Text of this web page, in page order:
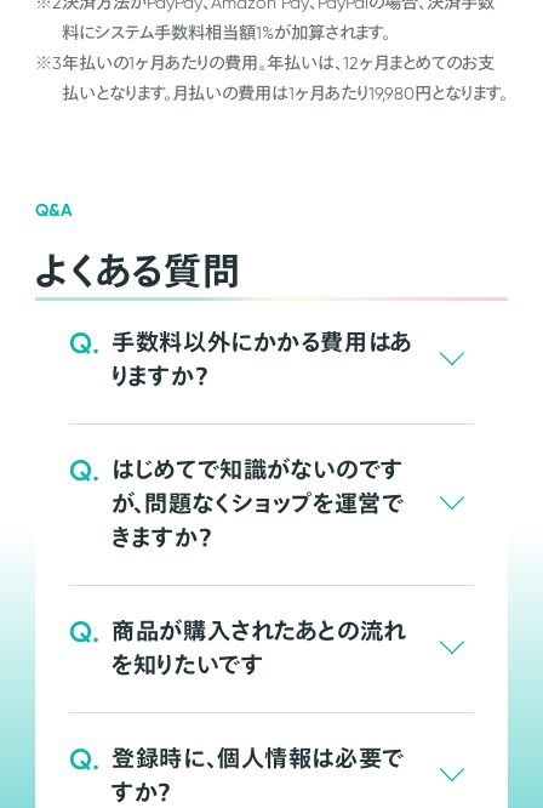
料にシステム手数料相当額1%が加算されます。
※3年払いの1ヶ月あたりの費用。年払いは、12ヶ月まとめてのお支
払いとなります。月払いの費用は1ヶ月あたり19,980円となります。
Q&A
よくある質問
Q. 手数料以外にかかる費用はあ
りますか？
Q. はじめてで知識がないのです
が、問題なくショップを運営で
きますか？
Q. 商品が購入されたあとの流れ
を知りたいです
Q. 登録時に、個人情報は必要で
すか？